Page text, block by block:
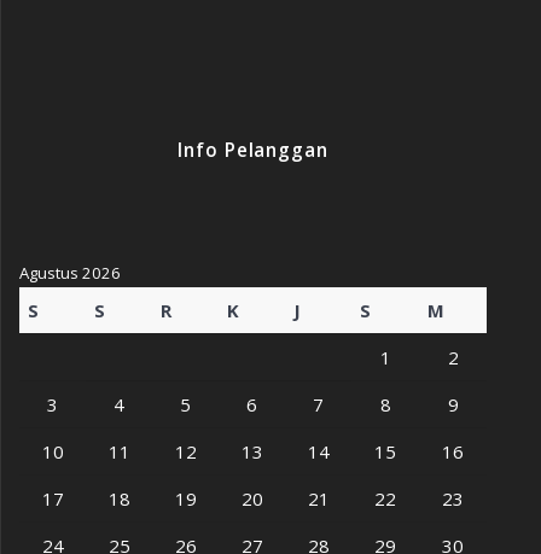
Info Pelanggan
Agustus 2026
S S R K J S
M
1
2
3
4 5 6 7 8
9
10
11 12 13 14 15
16
17
18 19 20 21 22
23
24
25 26 27 28 29
30